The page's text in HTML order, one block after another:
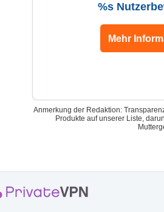
%s
Mehr
Anmerkung der Redaktion:
Produkte auf unserer Liste,